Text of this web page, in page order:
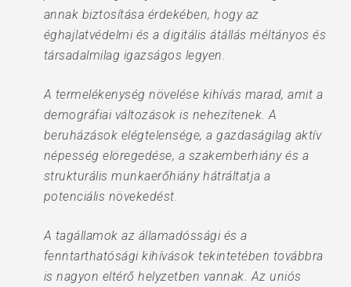
annak biztosítása érdekében, hogy az
éghajlatvédelmi és a digitális átállás méltányos és
társadalmilag igazságos legyen.
A termelékenység növelése kihívás marad, amit a
demográfiai változások is nehezítenek. A
beruházások elégtelensége, a gazdaságilag aktív
népesség elöregedése, a szakemberhiány és a
strukturális munkaerőhiány hátráltatja a
potenciális növekedést.
A tagállamok az államadóssági és a
fenntarthatósági kihívások tekintetében továbbra
is nagyon eltérő helyzetben vannak. Az uniós